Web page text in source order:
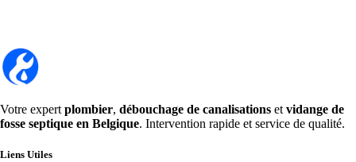
Votre expert plombier, débouchage de canalisations et vidange de
fosse septique en Belgique. Intervention rapide et service de qualité.
Liens Utiles